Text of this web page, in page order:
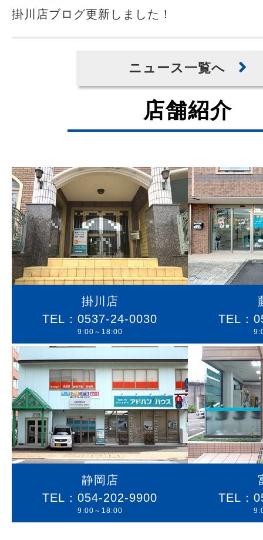
掛川店ブログ更新しました！
ニュース一覧へ
店舗紹介
掛川店
TEL：0537-24-0030
9:00～18:00
TEL：
静岡店
TEL：054-202-9900
9:00～18:00
TEL：